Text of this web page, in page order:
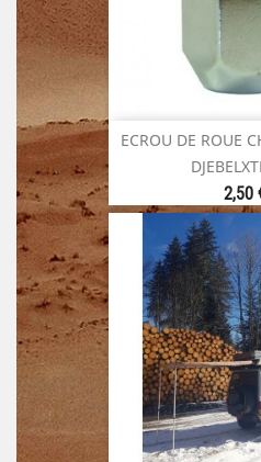
ECROU DE ROUE
Prix
2,50